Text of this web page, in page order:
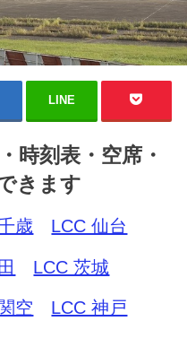
LINE
時刻表・空席・
きます
歳 LCC 仙台
LCC 茨城
空
LCC 神戸